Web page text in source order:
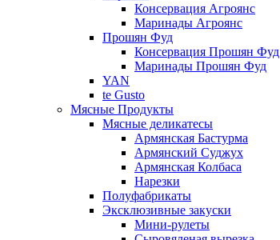
Консервация Агроянс
Маринады Агроянс
Прошян Фуд
Консервация Прошян Фуд
Маринады Прошян Фуд
YAN
te Gusto
Мясные Продукты
Мясные деликатесы
Армянская Бастурма
Армянский Суджух
Армянская Колбаса
Нарезки
Полуфабрикаты
Эксклюзивные закуски
Мини-рулеты